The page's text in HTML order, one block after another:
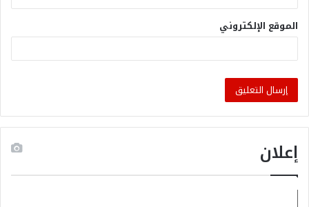
الموقع الإلكتروني
إعلان